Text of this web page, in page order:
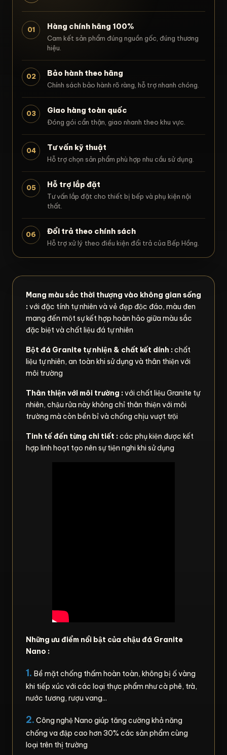
01 Hàng chính hãng 100%
Cam kết sản phẩm đúng nguồn gốc, đúng thương
hiệu.
02 Bảo hành theo hãng
Chính sách bảo hành rõ ràng, hỗ trợ nhanh chóng.
03 Giao hàng toàn quốc
Đóng gói cẩn thận, giao nhanh theo khu vực.
04 Tư vấn kỹ thuật
Hỗ trợ chọn sản phẩm phù hợp nhu cầu sử dụng.
05 Hỗ trợ lắp đặt
Tư vấn lắp đặt cho thiết bị bếp và phụ kiện nội
thất.
06 Đổi trả theo chính sách
Hỗ trợ xử lý theo điều kiện đổi trả của Bếp Hồng.
Mang màu sắc thời thượng vào không gian sống
:với đặc tính tự nhiên và vẻ đẹp độc đáo, màu đen
mang đến một sự kết hợp hoàn hảo giữa màu sắc
đặc biệt và chất liệu đá tự nhiên
Bột đá Granite tự nhiện & chất kết dính :chất
liệu tự nhiên, an toàn khi sử dụng và thân thiện với
môi trường
Thân thiện với môi trường :với chất liệu Granite tự
nhiên, chậu rửa này không chỉ thân thiện với môi
trường mà còn bền bỉ và chống chịu vượt trội
Tinh tế đến từng chi tiết :các phụ kiện được kết
hợp linh hoạt tạo nên sự tiện nghi khi sử dụng
Những ưu điểm nổi bật của chậu đá Granite
Nano :
1. Bề mặt chống thấm hoàn toàn, không bị ố vàng
khi tiếp xúc với các loại thực phẩm như cà phê, trà,
nước tương, rượu vang...
2. Công nghệ Nano giúp tăng cường khả năng
chống va đập cao hơn 30% các sản phẩm cùng
loại trên thị trường